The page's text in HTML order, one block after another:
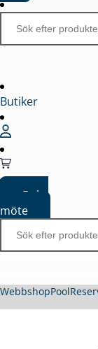
Butiker
Boka
möte
WebbshopPool